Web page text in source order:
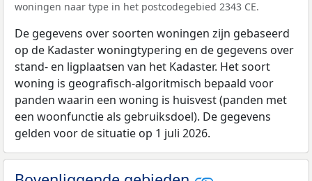
woningen naar type in het postcodegebied 2343 CE.
De gegevens over soorten woningen zijn gebaseerd
op de Kadaster woningtypering en de gegevens over
stand- en ligplaatsen van het Kadaster. Het soort
woning is geografisch-algoritmisch bepaald voor
panden waarin een woning is huisvest (panden met
een woonfunctie als gebruiksdoel). De gegevens
gelden voor de situatie op 1 juli 2026.